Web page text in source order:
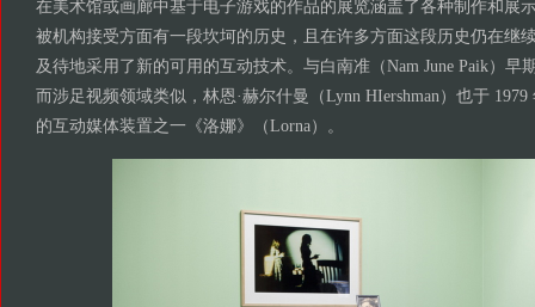
在美术馆或画廊中基于电子游戏的作品的展览涵盖了各种制作和展
被机构接受方面有一段坎坷的历史，且在许多方面这段历史仍在继
及待地采用了新的可用的互动技术。与白南准（Nam June Paik）早
而涉足视频领域类似，林恩·赫尔什曼（Lynn HIershman）也于
的互动媒体装置之一《洛娜》（Lorna）。